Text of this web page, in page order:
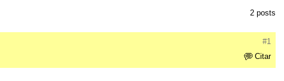
2 posts
#1
Citar